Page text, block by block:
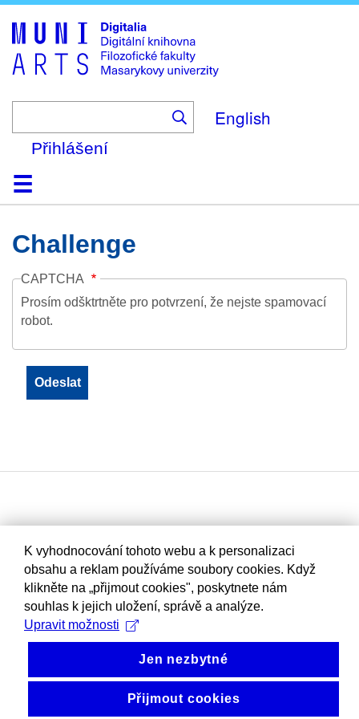
to
main
content
English
Přihlášení
DomůKolekce
Prohlížení
Vyhledávání
O platformě
Nápověda
KontaktDigitalia
Challenge
CAPTCHA
Prosím odšktrtněte pro potvrzení, že nejste spamovací
robot.
K vyhodnocování tohoto webu a k personalizaci
obsahu a reklam používáme soubory cookies. Když
klikněte na „přijmout cookies", poskytnete nám
souhlas k jejich uložení, správě a analýze.
Upravit možnosti
Jen nezbytné
Přijmout cookies